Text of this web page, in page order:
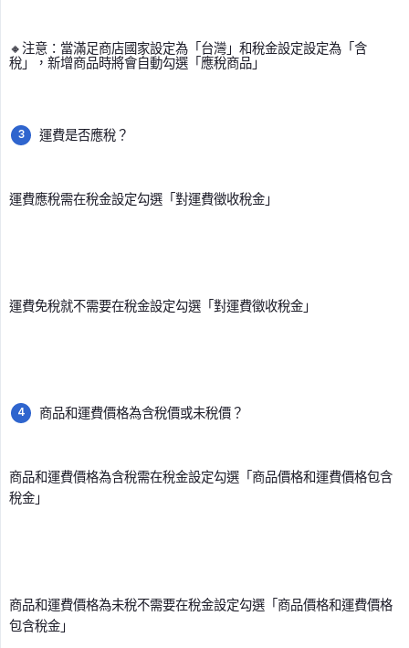
🔸注意：當滿足商店國家設定為「台灣」和稅金設定設定為「含
稅」，新增商品時將會自動勾選「應稅商品」
運費是否應稅？
運費應稅需在稅金設定勾選「對運費徵收稅金」
運費免稅就不需要在稅金設定勾選「對運費徵收稅金」
商品和運費價格為含稅價或未稅價？
商品和運費價格為含稅需在稅金設定勾選「商品價格和運費價格包含
稅金」
商品和運費價格為未稅不需要在稅金設定勾選「商品價格和運費價格
包含稅金」